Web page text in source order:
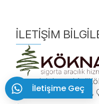
İLETIŞIM
sorumluluk.net bir
Karlıktepe, 1A/270,
İletişime Geç